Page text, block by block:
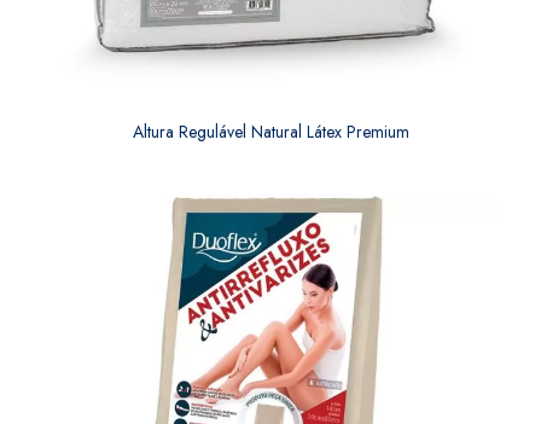
Altura Regulável Natural Látex Premium